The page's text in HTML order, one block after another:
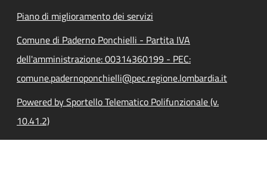
Piano di miglioramento dei servizi
Comune di Paderno Ponchielli - Partita IVA
dell'amministrazione: 00314360199 - PEC:
comune.padernoponchielli@pec.regione.lombardia.it
Powered by Sportello Telematico Polifunzionale (v.
10.41.2)